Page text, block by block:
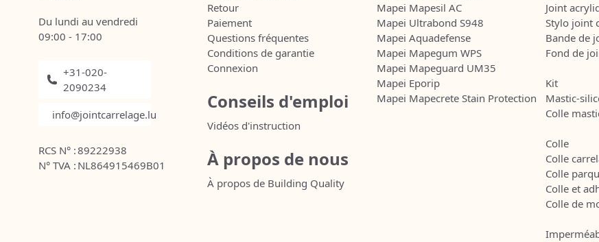
Du lundi au vendredi
09:00 - 17:00
+31-020-
2090234
info@jointcarrelage.lu
RCS N° :89222938
N° TVA : NL864915469B01
Retour
Paiement
Questions fréquentes
Conditions de garantie
Connexion
Conseils d'emploi
Vidéos d'instruction
À propos de nous
À propos de Building Quality
Mapei Mapesil AC
Mapei Ultrabond S948
Mapei Aquadefense
Mapei Mapegum WPS
Mapei Mapeguard UM35
Mapei Eporip
Mapei Mapecrete Stain Protection
Joint
Stylo joint
Bande de
Fond de
Kit
Mastic-
Colle
Colle
Colle
Colle
Colle et
Colle de